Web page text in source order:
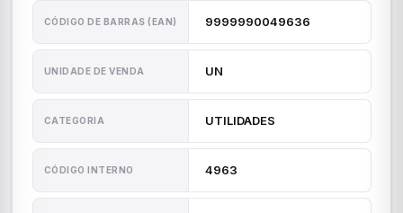
CÓDIGO DE BARRAS (EAN) 9999990049636
UNIDADE DE VENDA UN
CATEGORIA UTILIDADES
CÓDIGO INTERNO 4963